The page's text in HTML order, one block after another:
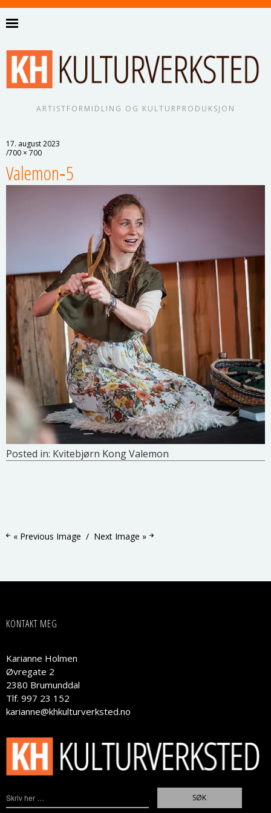
ARTISTFORMIDLING OG KULTURPRODUKSJON
17. august 2023
700 × 700
Valemon‑5
Posted in: Kvitebjørn Kong Valemon
« Previous Image Next Image »
KONTAKT MEG
Karianne Holmen
Øvregate 2
2380 Brumunddal
Tlf. 997 23 152
karianne@khkulturverksted.no